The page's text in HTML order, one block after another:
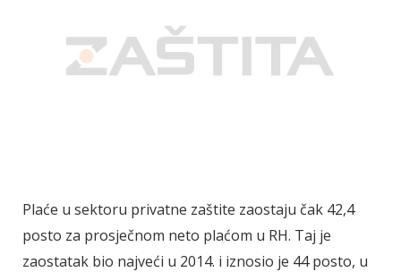
Plaće u sektoru privatne zaštite zaostaju čak 42,4
posto za prosječnom neto plaćom u RH. Taj je
zaostatak bio najveći u 2014. i iznosio je 44 posto, u